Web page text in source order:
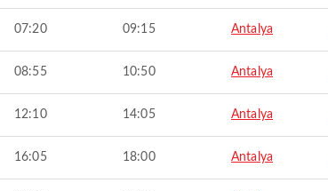
07:20 09:15 Antalya
08:55 10:50 Antalya
12:10 14:05 Antalya
16:05 18:00 Antalya